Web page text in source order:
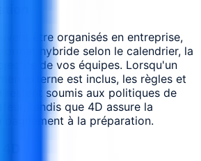
être organisés en entreprise,
hybride selon le calendrier, la
de vos équipes. Lorsqu'un
externe est inclus, les règles et
soumis aux politiques de
tandis que 4D assure la
à la préparation.